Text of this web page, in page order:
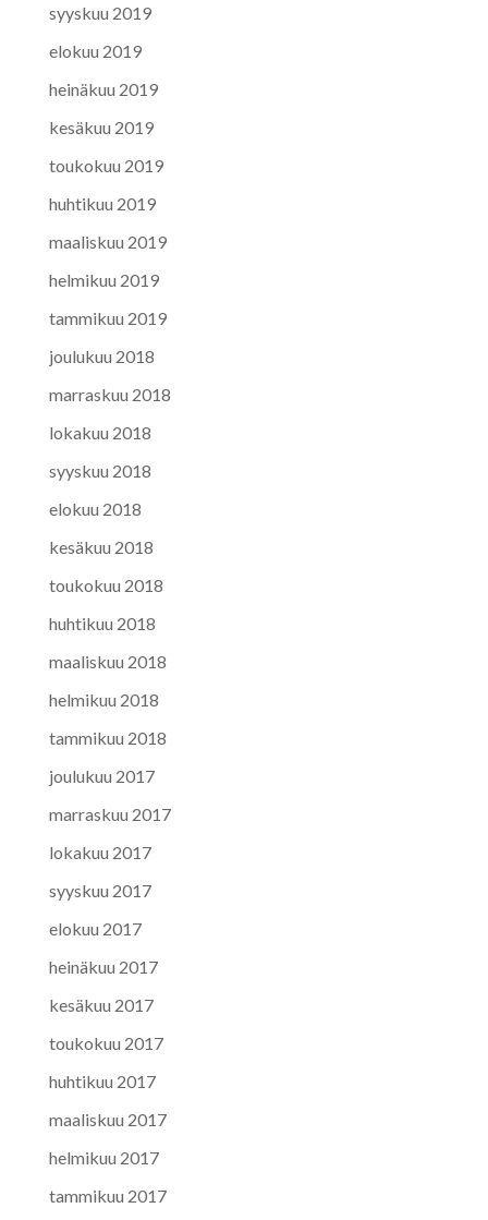
syyskuu 2019
elokuu 2019
heinäkuu 2019
kesäkuu 2019
toukokuu 2019
huhtikuu 2019
maaliskuu 2019
helmikuu 2019
tammikuu 2019
joulukuu 2018
marraskuu 2018
lokakuu 2018
syyskuu 2018
elokuu 2018
kesäkuu 2018
toukokuu 2018
huhtikuu 2018
maaliskuu 2018
helmikuu 2018
tammikuu 2018
joulukuu 2017
marraskuu 2017
lokakuu 2017
syyskuu 2017
elokuu 2017
heinäkuu 2017
kesäkuu 2017
toukokuu 2017
huhtikuu 2017
maaliskuu 2017
helmikuu 2017
tammikuu 2017